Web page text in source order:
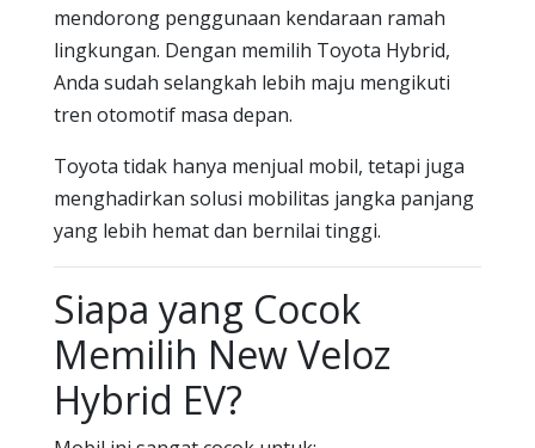
mendorong penggunaan kendaraan ramah
lingkungan. Dengan memilih Toyota Hybrid,
Anda sudah selangkah lebih maju mengikuti
tren otomotif masa depan.
Toyota tidak hanya menjual mobil, tetapi juga
menghadirkan solusi mobilitas jangka panjang
yang lebih hemat dan bernilai tinggi.
Siapa yang Cocok
Memilih New Veloz
Hybrid EV?